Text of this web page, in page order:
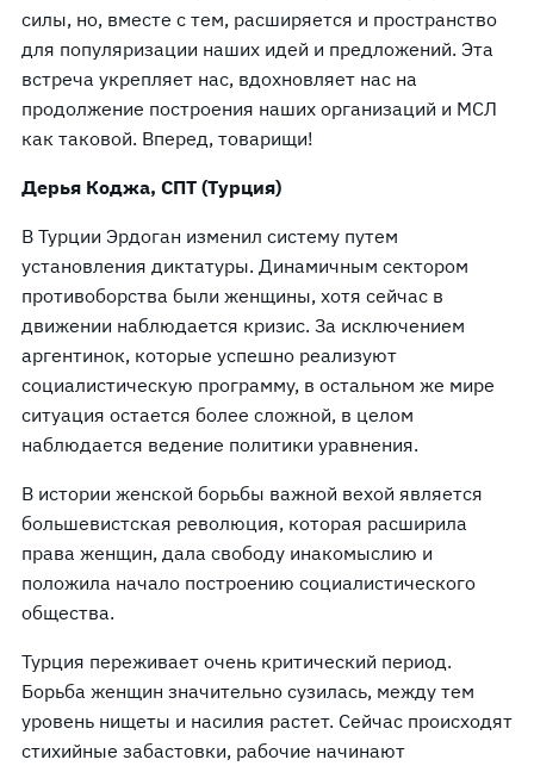
силы, но, вместе с тем, расширяется и пространство
для популяризации наших идей и предложений. Эта
встреча укрепляет нас, вдохновляет нас на
продолжение построения наших организаций и МСЛ
как таковой. Вперед, товарищи!
Дерья Коджа, СПТ (Турция)
В Турции Эрдоган изменил систему путем
установления диктатуры. Динамичным сектором
противоборства были женщины, хотя сейчас в
движении наблюдается кризис. За исключением
аргентинок, которые успешно реализуют
социалистическую программу, в остальном же мире
ситуация остается более сложной, в целом
наблюдается ведение политики уравнения.
В истории женской борьбы важной вехой является
большевистская революция, которая расширила
права женщин, дала свободу инакомыслию и
положила начало построению социалистического
общества.
Турция переживает очень критический период.
Борьба женщин значительно сузилась, между тем
уровень нищеты и насилия растет. Сейчас происходят
стихийные забастовки, рабочие начинают